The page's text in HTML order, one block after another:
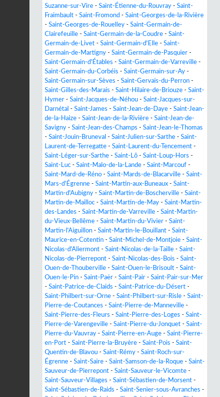
Suzanne-sur-Vire - Saint-Étienne-du-Rouvray - Saint-
Fraimbault - Saint-Fromond - Saint-Georges-de-la-Rivière
- Saint-Georges-de-Rouelley - Saint-Germain-de-
Clairefeuille - Saint-Germain-de-la-Coudre - Saint-
Germain-de-Livet - Saint-Germain-d'Elle - Saint-
Germain-de-Martigny - Saint-Germain-de-Pasquier -
Saint-Germain-d'Étables - Saint-Germain-de-Varreville -
Saint-Germain-du-Corbéis - Saint-Germain-sur-Ay -
Saint-Germain-sur-Sèves - Saint-Gervais-du-Perron -
Saint-Gilles-des-Marais - Saint-Hilaire-de-Briouze - Saint-
Hymer - Saint-Jacques-de-Néhou - Saint-Jacques-sur-
Darnétal - Saint-James - Saint-Jean-de-Daye - Saint-Jean-
de-la-Haize - Saint-Jean-de-la-Rivière - Saint-Jean-de-
Savigny - Saint-Jean-des-Champs - Saint-Jean-le-Thomas
- Saint-Jouin-Bruneval - Saint-Julien-sur-Sarthe - Saint-
Laurent-de-Terregatte - Saint-Laurent-du-Tencement -
Saint-Léger-sur-Sarthe - Saint-Lô - Saint-Loup-Hors -
Saint-Luc - Saint-Malo-de-la-Lande - Saint-Marcouf -
Saint-Mard-de-Réno - Saint-Mards-de-Blacarville - Saint-
Mars-d'Égrenne - Saint-Martin-aux-Buneaux - Saint-
Martin-d'Aubigny - Saint-Martin-de-Boscherville - Saint-
Martin-de-Mailloc - Saint-Martin-de-May - Saint-Martin-
des-Landes - Saint-Martin-de-Varreville - Saint-Martin-
du-Vieux-Bellême - Saint-Martin-du-Vivier - Saint-
Martin-l'Aiguillon - Saint-Martin-le-Bouillant - Saint-
Maurice-en-Cotentin - Saint-Michel-de-Montjoie - Saint-
Nicolas-d'Aliermont - Saint-Nicolas-de-la-Taille - Saint-
Nicolas-de-Pierrepont - Saint-Nicolas-des-Bois - Saint-
Ouen-de-Thouberville - Saint-Ouen-le-Brisoult - Saint-
Ouen-le-Pin - Saint-Paër - Saint-Pair - Saint-Pair-sur-Mer
- Saint-Patrice-de-Claids - Saint-Patrice-du-Désert -
Saint-Philbert-sur-Orne - Saint-Philbert-sur-Risle - Saint-
Pierre-de-Coutances - Saint-Pierre-de-Manneville -
Saint-Pierre-des-Fleurs - Saint-Pierre-des-Loges - Saint-
Pierre-de-Varengeville - Saint-Pierre-du-Jonquet - Saint-
Pierre-du-Vauvray - Saint-Pierre-en-Auge - Saint-Pierre-
en-Port - Saint-Pierre-la-Bruyère - Saint-Pois - Saint-
Quentin-de-Blavou - Saint-Rémy - Saint-Roch-sur-
Égrenne - Saint-Saire - Saint-Samson-de-la-Roque - Saint-
Sauveur-de-Pierrepont - Saint-Sauveur-le-Vicomte -
Saint-Sauveur-Villages - Saint-Sébastien-de-Morsent -
Saint-Sébastien-de-Raids - Saint-Senier-sous-Avranches -